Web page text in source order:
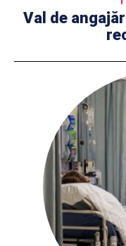
Val de